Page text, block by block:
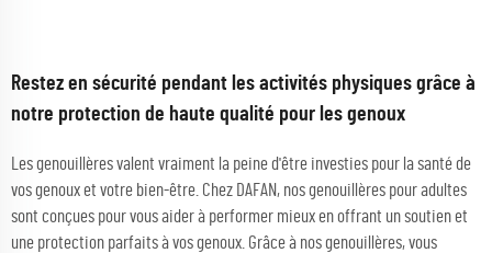
Restez en sécurité pendant les activités physiques grâce à
notre protection de haute qualité pour les genoux
Les genouillères valent vraiment la peine d'être investies pour la santé de
vos genoux et votre bien-être. Chez DAFAN, nos genouillères pour adultes
sont conçues pour vous aider à performer mieux en offrant un soutien et
une protection parfaits à vos genoux. Grâce à nos genouillères, vous